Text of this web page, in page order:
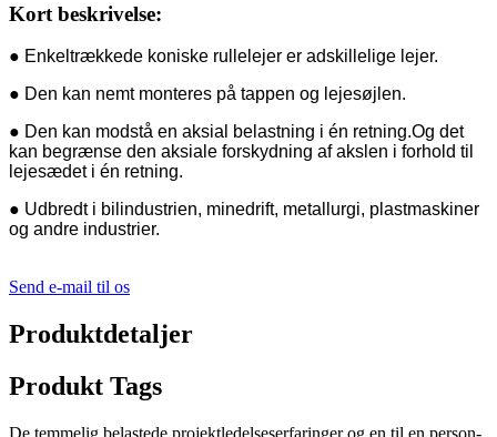
Kort beskrivelse:
● Enkeltrækkede koniske rullelejer er adskillelige lejer.
● Den kan nemt monteres på tappen og lejesøjlen.
● Den kan modstå en aksial belastning i én retning.Og det
kan begrænse den aksiale forskydning af akslen i forhold til
lejesædet i én retning.
● Udbredt i bilindustrien, minedrift, metallurgi, plastmaskiner
og andre industrier.
Send e-mail til os
Produktdetaljer
Produkt Tags